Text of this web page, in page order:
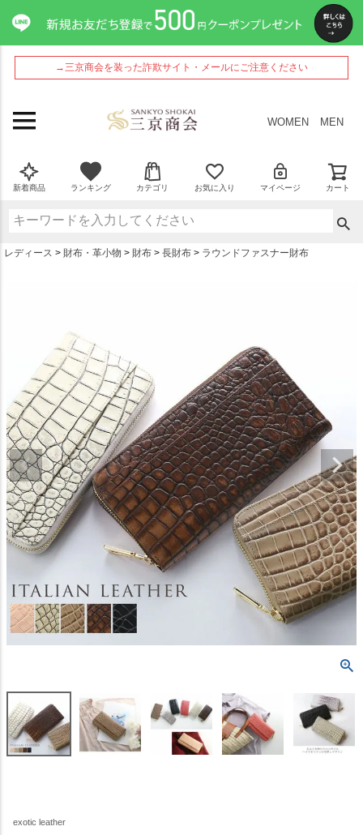
→三京商会を装った詐欺サイト・メールにご注意ください
WOMEN MEN
新着商品 ランキング カテゴリ お気に入り マイページ カート
レディース 財布・革小物 財布 長財布 ラウンドファスナー財布
exotic leather
ペー
ジト
ップ
へ